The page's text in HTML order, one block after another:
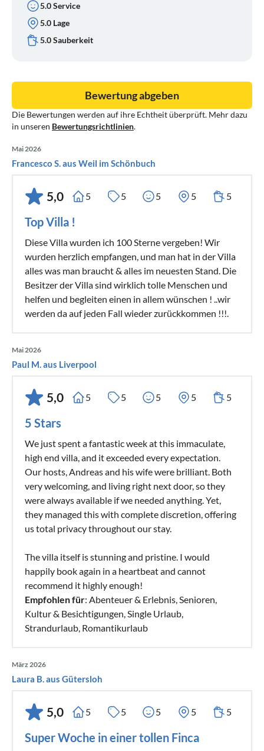
5.0 Service
5.0 Lage
5.0 Sauberkeit
Die Bewertungen werden auf ihre Echtheit überprüft. Mehr dazu
in unseren Bewertungsrichtlinien.
Bewertung abgeben
Mai 2026
Francesco S. aus Weil im Schönbuch
5,0 5 5 5 5 5
Top Villa !
Diese Villa wurden ich 100 Sterne vergeben! Wir
wurden herzlich empfangen, und man hat in der Villa
alles was man braucht & alles im neuesten Stand. Die
Besitzer der Villa sind wirklich tolle Menschen und
helfen und begleiten einen in allem wünschen ! ..wir
werden da auf jeden Fall wieder zurückkommen !!!.
Mai 2026
Paul M. aus Liverpool
5,0 5 5 5 5 5
5 Stars
We just spent a fantastic week at this immaculate,
high end villa, and it exceeded every expectation.
​Our hosts, Andreas and his wife were brilliant. Both
very welcoming, and living right next door, so they
were always available if we needed anything. Yet,
they managed this with complete discretion, offering
us total privacy throughout our stay.
​The villa itself is stunning and pristine. I would
happily book again in a heartbeat and cannot
recommend it highly enough!
Empfohlen für: Abenteuer & Erlebnis, Senioren,
Kultur & Besichtigungen, Single Urlaub,
Strandurlaub, Romantikurlaub
März 2026
Laura B. aus Gütersloh
5,0 5 5 5 5 5
Super Woche in einer tollen Finca